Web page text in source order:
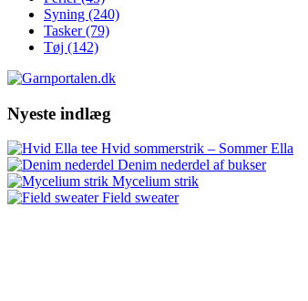
Syning (240)
Tasker(79)
Tøj (142)
Nyeste indlæg
Hvid sommerstrik – Sommer Ella
Denim nederdel af bukser
Mycelium strik
Field sweater